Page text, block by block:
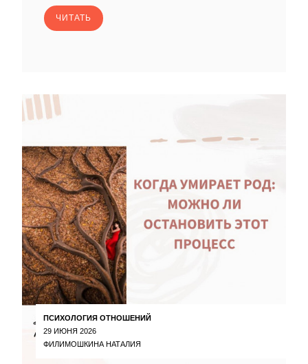
ЧИТАТЬ
ПСИХОЛОГИЯ ОТНОШЕНИЙ
29 ИЮНЯ 2026
ФИЛИМОШКИНА НАТАЛИЯ